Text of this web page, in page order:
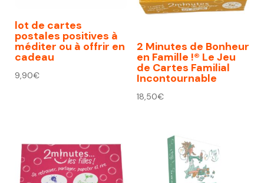
lot de cartes
postales positives à
méditer ou à offrir en
cadeau
9,90€
2 Minutes de Bonheur
en Famille !® Le Jeu
de Cartes Familial
Incontournable
18,50€